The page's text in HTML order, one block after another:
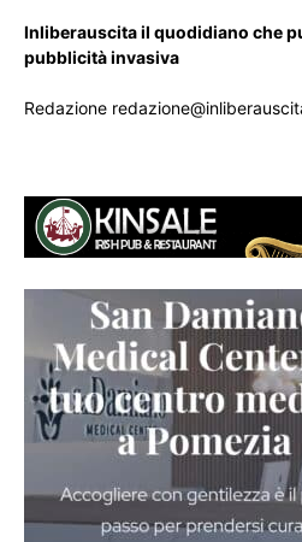
Inliberauscita il quodidiano che
pubblicità invasiva
Redazione